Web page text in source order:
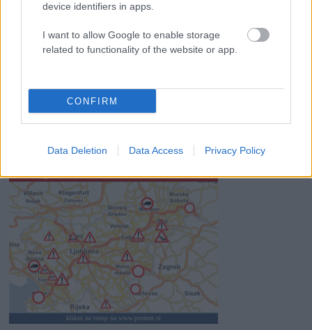
device identifiers in apps.
I want to allow Google to enable storage
related to functionality of the website or app.
CONFIRM
Data Deletion Data Access Privacy Policy
avtomehanikov!
Celično dihanje – ustvarjanje energije za regeneracijo
Kam na izlet v Posočju? Odkrij Most na Soči
klikni za vstop na www.promet.si